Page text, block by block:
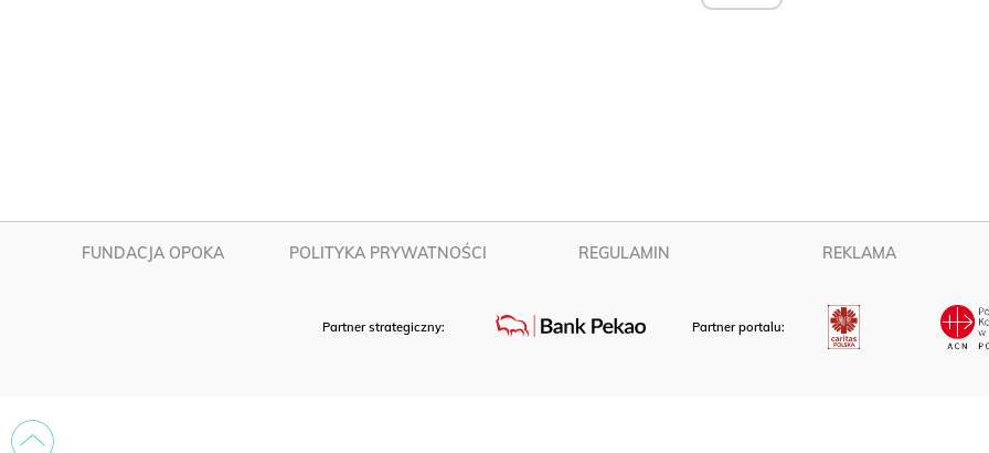
FUNDACJA OPOKA POLITYKA PRYWATNOŚCI REGULAMIN REKLAMA
Partner strategiczny: Partner portalu: